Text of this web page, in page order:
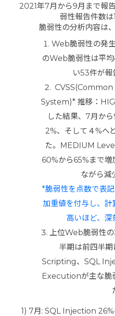
2021年7月から9月まで報
弱性報告件数は
脆弱性の分析内容は
Web脆弱性の発
のWeb脆弱性は平
い53件が報
System)* 推移：
した結果、7月か
2%、そして４%へ
た。MEDIUM
60%から65%まで増
ながら減
*脆弱性を点数で表
加重値を付与し、計
高いほど、深
上位Web脆弱性
半期は前四半
Scripting、SQL
Executionが主な脆
1) 7月: SQL Injection